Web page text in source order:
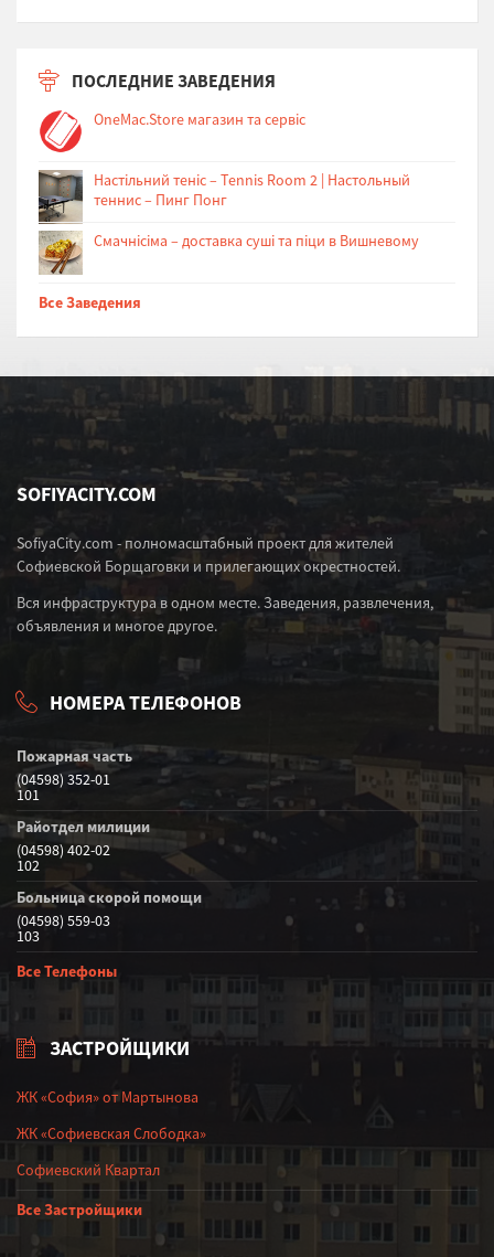
ПОСЛЕДНИЕ ЗАВЕДЕНИЯ
OneMac.Store магазин та сервіс
Настільний теніс – Tennis Room 2 | Настольный
теннис – Пинг Понг
Cмачнісіма – доставка суші та піци в Вишневому
Все Заведения
SOFIYACITY.COM
SofiyaCity.com - полномасштабный проект для жителей
Софиевской Борщаговки и прилегающих окрестностей.
Вся инфраструктура в одном месте. Заведения, развлечения,
объявления и многое другое.
НОМЕРА ТЕЛЕФОНОВ
Пожарная часть
(04598) 352-01
101
Райотдел милиции
(04598) 402-02
102
Больница скорой помощи
(04598) 559-03
103
Все Телефоны
ЗАСТРОЙЩИКИ
ЖК «София» от Мартынова
ЖК «Софиевская Слободка»
Софиевский Квартал
Все Застройщики